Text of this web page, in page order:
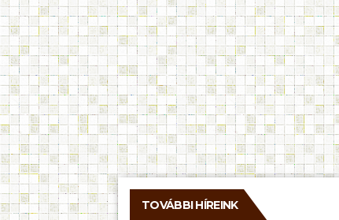
TOVÁBBI HÍREINK